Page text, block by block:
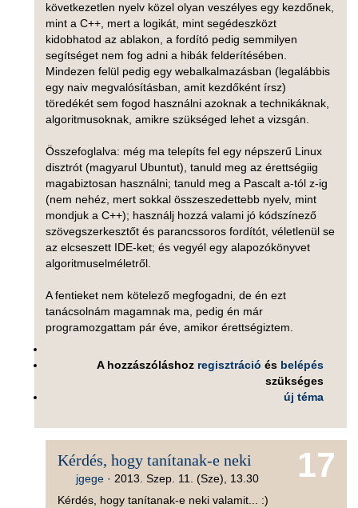
következetlen nyelv közel olyan veszélyes egy kezdőnek,
mint a C++, mert a logikát, mint segédeszközt
kidobhatod az ablakon, a fordító pedig semmilyen
segítséget nem fog adni a hibák felderítésében.
Mindezen felül pedig egy webalkalmazásban (legalábbis
egy naiv megvalósításban, amit kezdőként írsz)
töredékét sem fogod használni azoknak a technikáknak,
algoritmusoknak, amikre szükséged lehet a vizsgán.
Összefoglalva: még ma telepíts fel egy népszerű Linux
disztrót (magyarul Ubuntut), tanuld meg az érettségiig
magabiztosan használni; tanuld meg a Pascalt a-tól z-ig
(nem nehéz, mert sokkal összeszedettebb nyelv, mint
mondjuk a C++); használj hozzá valami jó kódszínező
szövegszerkesztőt és parancssoros fordítót, véletlenül se
az elcseszett IDE-ket; és vegyél egy alapozókönyvet
algoritmuselméletről.
A fentieket nem kötelező megfogadni, de én ezt
tanácsolnám magamnak ma, pedig én már
programozgattam pár éve, amikor érettségiztem.
A hozzászóláshoz regisztráció és belépés
szükséges
új téma
17
Kérdés, hogy tanítanak-e neki
jgege · 2013. Szep. 11. (Sze), 13.30
Kérdés, hogy tanítanak-e neki valamit... :)